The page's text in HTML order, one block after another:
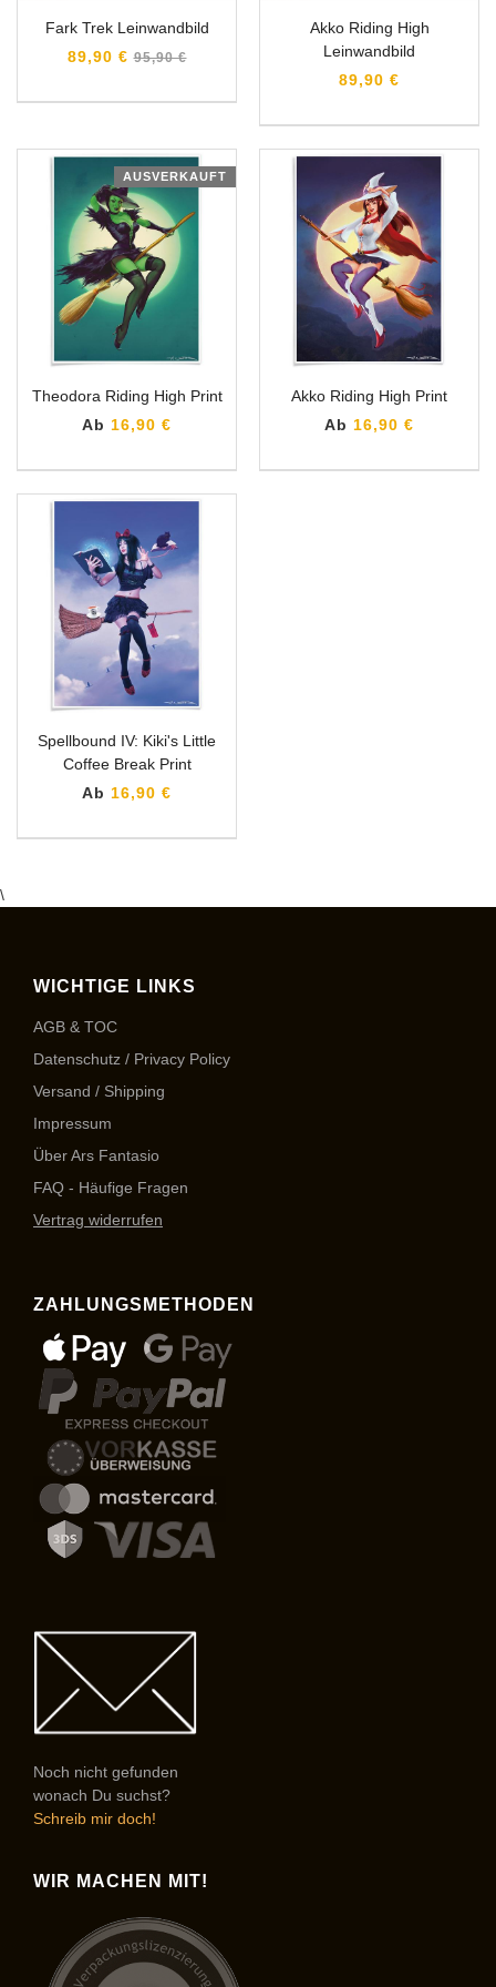
Fark Trek Leinwandbild
89,90 € Normaler
95,90 €
Akko Riding High
Leinwandbild
89,90 €
AUSVERKAUFT
Theodora Riding High Print
Ab 16,90 €
Akko Riding High Print
Ab 16,90 €
Spellbound IV: Kiki's Little
Coffee Break Print
Ab 16,90 €
\
WICHTIGE LINKS
AGB & TOC
Datenschutz / Privacy Policy
Versand / Shipping
Impressum
Über Ars Fantasio
FAQ - Häufige Fragen
Vertrag widerrufen
ZAHLUNGSMETHODEN
Noch nicht gefunden
wonach Du suchst?
Schreib mir doch!
WIR MACHEN MIT!